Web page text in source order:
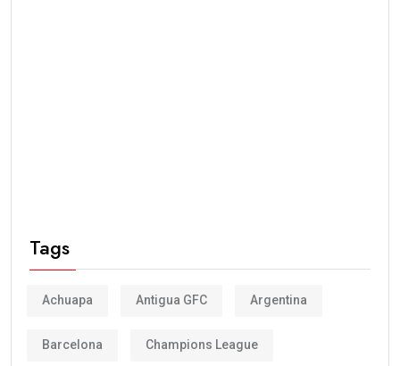
Tags
Achuapa Antigua GFC Argentina
Barcelona Champions League